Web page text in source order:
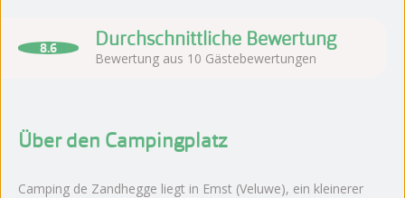
8.6 Durchschnittliche Bewertung
Bewertung aus 10 Gästebewertungen
Über den Campingplatz
Camping de Zandhegge liegt in Emst (Veluwe), ein kleinerer